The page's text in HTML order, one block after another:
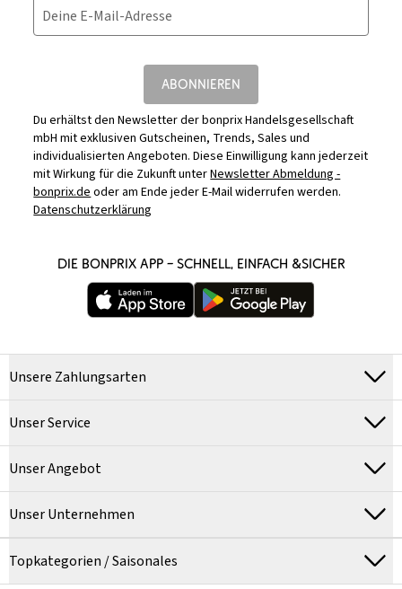
Deine E-Mail-Adresse
ABONNIEREN
Du erhältst den Newsletter der bonprix Handelsgesellschaft
mbH mit exklusiven Gutscheinen, Trends, Sales und
individualisierten Angeboten. Diese Einwilligung kann jederzeit
mit Wirkung für die Zukunft unterNewsletter Abmeldung -
bonprix.deoder am Ende jeder E-Mail widerrufen werden.
Datenschutzerklärung
DIE BONPRIX APP – SCHNELL, EINFACH &SICHER
Unsere Zahlungsarten
Unser Service
Unser Angebot
Unser Unternehmen
Topkategorien / Saisonales